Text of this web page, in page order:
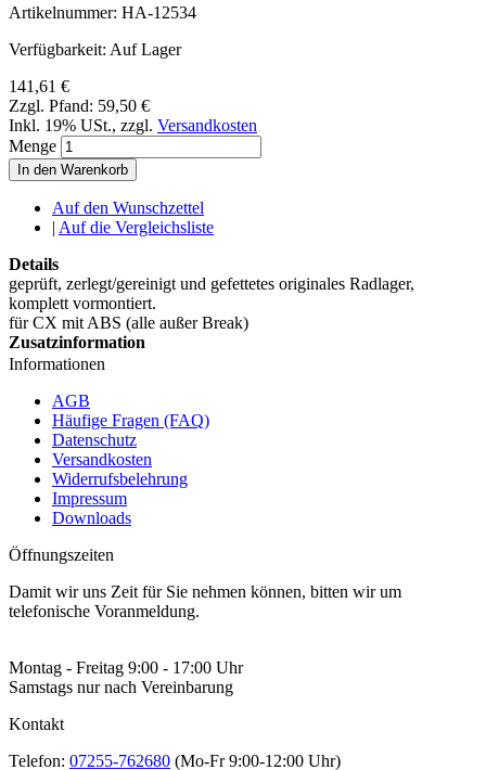
Artikelnummer: HA-12534
Verfügbarkeit: Auf Lager
141,61 €
Zzgl. Pfand: 59,50 €
Inkl. 19% USt., zzgl. Versandkosten
Menge
In den Warenkorb
Auf den Wunschzettel
| Auf die Vergleichsliste
Details
geprüft, zerlegt/gereinigt und gefettetes originales Radlager,
komplett vormontiert.
für CX mit ABS (alle außer Break)
Zusatzinformation
Informationen
AGB
Häufige Fragen (FAQ)
Datenschutz
Versandkosten
Widerrufsbelehrung
Impressum
Downloads
Öffnungszeiten
Damit wir uns Zeit für Sie nehmen können, bitten wir um
telefonische Voranmeldung.
Montag - Freitag 9:00 - 17:00 Uhr
Samstags nur nach Vereinbarung
Kontakt
Telefon: 07255-762680 (Mo-Fr 9:00-12:00 Uhr)